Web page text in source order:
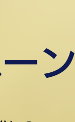
ン